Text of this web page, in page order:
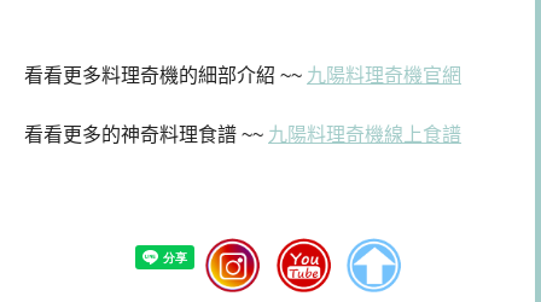
看看更多料理奇機的細部介紹 ~~ 九陽料理奇機官網
看看更多的神奇料理食譜 ~~ 九陽料理奇機線上食譜